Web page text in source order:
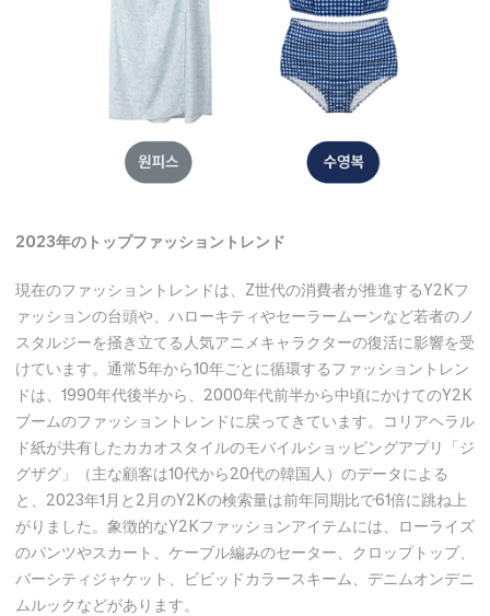
2023年のトップファッショントレンド
現在のファッショントレンドは、Z世代の消費者が推進するY2Kフ
ァッションの台頭や、ハローキティやセーラームーンなど若者のノ
スタルジーを掻き立てる人気アニメキャラクターの復活に影響を受
けています。通常5年から10年ごとに循環するファッショントレン
ドは、1990年代後半から、2000年代前半から中頃にかけてのY2K
ブームのファッショントレンドに戻ってきています。コリアヘラル
ド紙が共有したカカオスタイルのモバイルショッピングアプリ「ジ
グザグ」（主な顧客は10代から20代の韓国人）のデータによる
と、2023年1月と2月のY2Kの検索量は前年同期比で61倍に跳ね上
がりました。象徴的なY2Kファッションアイテムには、ローライズ
のパンツやスカート、ケーブル編みのセーター、クロップトップ、
バーシティジャケット、ビビッドカラースキーム、デニムオンデニ
ムルックなどがあります。